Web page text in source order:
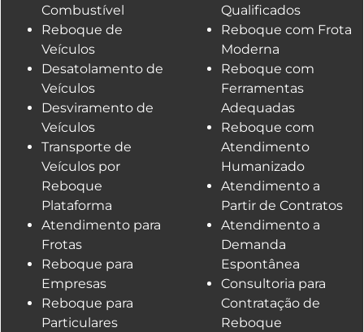
Combustível
Reboque de
Veículos
Desatolamento de
Veículos
Desviramento de
Veículos
Transporte de
Veículos por
Reboque
Plataforma
Atendimento para
Frotas
Reboque para
Empresas
Reboque para
Particulares
Qualificados
Reboque com Frota
Moderna
Reboque com
Ferramentas
Adequadas
Reboque com
Atendimento
Humanizado
Atendimento a
Partir de Contratos
Atendimento a
Demanda
Espontânea
Consultoria para
Contratação de
Reboque